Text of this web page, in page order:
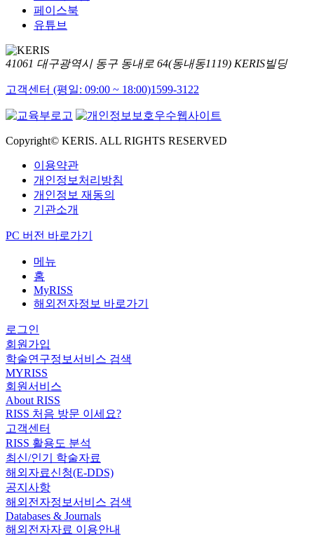
페이스북
유튜브
41061 대구광역시 동구 동내로 64(동내동1119) KERIS빌딩
고객센터 (평일: 09:00 ~ 18:00)1599-3122
Copyright© KERIS. ALL RIGHTS RESERVED
이용약관
개인정보처리방침
개인정보 재동의
기관소개
PC 버전 바로가기
메뉴
홈
MyRISS
해외전자정보 바로가기
로그인
회원가입
학술연구정보서비스 검색
MYRISS
회원서비스
About RISS
RISS 처음 방문 이세요?
고객센터
RISS 활용도 분석
최신/인기 학술자료
해외자료신청(E-DDS)
공지사항
해외전자정보서비스 검색
Databases & Journals
해외전자자료 이용안내